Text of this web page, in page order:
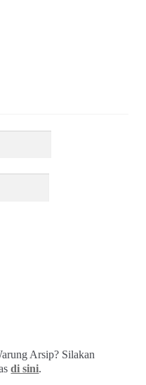
Arsip? Silakan
di sini.